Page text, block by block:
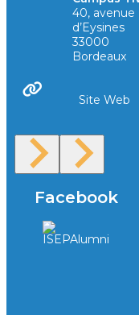
40, avenue
d’Eysines
33000
Bordeaux
Site Web
Facebook